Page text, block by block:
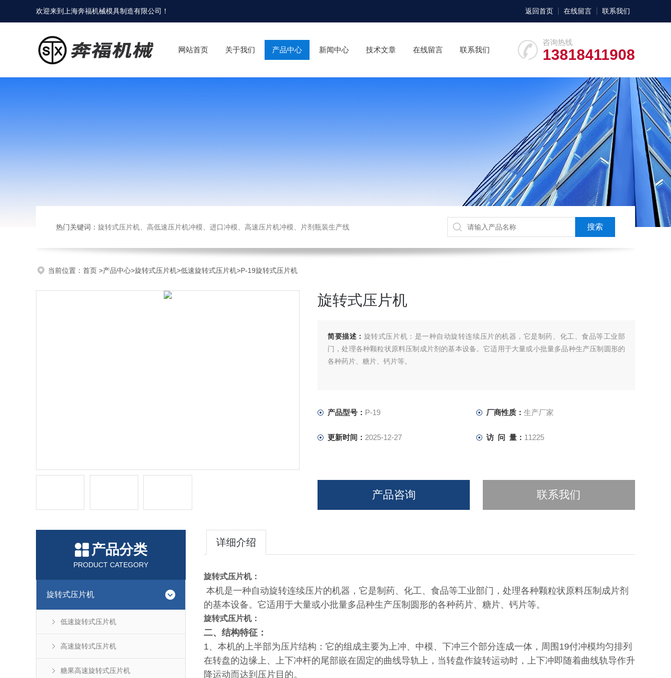
欢迎来到 上海奔福机械模具制造有限公司 ！ 返回首页 在线留言 联系我们
咨询热线
13818411908
网站首页 关于我们 产品中心 新闻中心 技术文章 在线留言 联系我们
热门关键词： 旋转式压片机、高低速压片机冲模、进口冲模、高速压片机冲模、片剂瓶装生产线
当前位置： 首页 >产品中心>旋转式压片机>低速旋转式压片机>P-19旋转式压片机
旋转式压片机
简要描述： 旋转式压片机：是一种自动旋转连续压片的机器，它是制药、化工、食品等工业部
门，处理各种颗粒状原料压制成片剂的基本设备。它适用于大量或小批量多品种生产压制圆形的
各种药片、糖片、钙片等。
产品型号： P-19 厂商性质： 生产厂家
更新时间： 2025-12-27 访 问 量： 11225
产品咨询 联系我们
产品分类
PRODUCT CATEGORY
旋转式压片机
低速旋转式压片机
高速旋转式压片机
糖果高速旋转式压片机
详细介绍
旋转式压片机：
本机是一种自动旋转连续压片的机器，它是制药、化工、食品等工业部门，处理各种颗粒状原料压制成片剂
的基本设备。它适用于大量或小批量多品种生产压制圆形的各种药片、糖片、钙片等。
旋转式压片机：
二、结构特征：
1、本机的上半部为压片结构：它的组成主要为上冲、中模、下冲三个部分连成一体，周围19付冲模均匀排列
在转盘的边缘上、上下冲杆的尾部嵌在固定的曲线导轨上，当转盘作旋转运动时，上下冲即随着曲线轨导作升
降运动而达到压片目的。